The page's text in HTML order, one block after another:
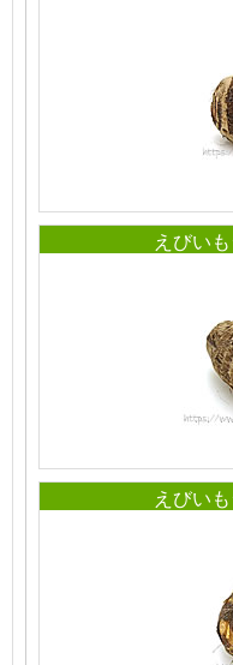
えびい
えびい